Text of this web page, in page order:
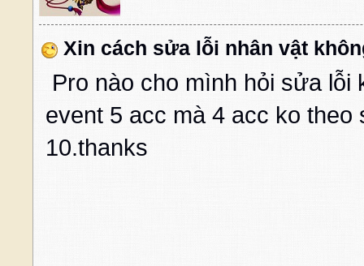
Xin cách sửa lỗi nhân vật
Pro nào cho mình hỏi sửa lỗi
event 5 acc mà 4 acc ko
10.thanks